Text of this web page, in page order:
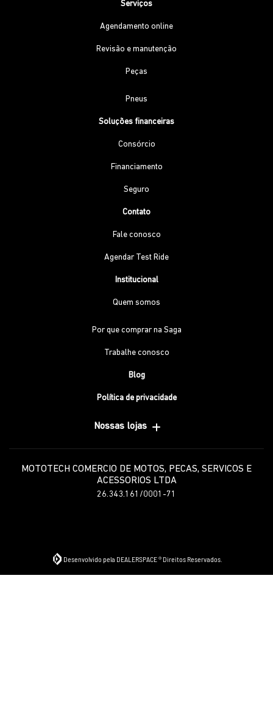
Serviços
Agendamento online
Revisão e manutenção
Peças
Pneus
Soluções financeiras
Consórcio
Financiamento
Seguro
Contato
Fale conosco
Agendar Test Ride
Institucional
Quem somos
Por que comprar na Saga
Trabalhe conosco
Blog
Política de privacidade
Nossas lojas
MOTOTECH COMERCIO DE MOTOS, PECAS, SERVICOS E
ACESSORIOS LTDA
26.343.161/0001-71
Desenvolvido pela DEALERSPACE ® Direitos Reservados.